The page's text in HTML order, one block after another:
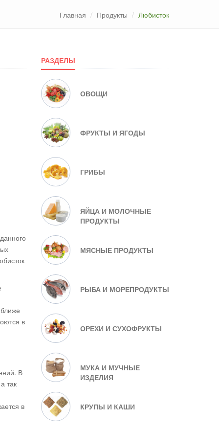
Главная Продукты Любисток
в
В
так
в
РАЗДЕЛЫ
ОВОЩИ
ФРУКТЫ И ЯГОДЫ
ГРИБЫ
ЯЙЦА И МОЛОЧНЫЕ
ПРОДУКТЫ
МЯСНЫЕ ПРОДУКТЫ
РЫБА И МОРЕПРОДУКТЫ
ОРЕХИ И СУХОФРУКТЫ
МУКА И МУЧНЫЕ
ИЗДЕЛИЯ
КРУПЫ И КАШИ